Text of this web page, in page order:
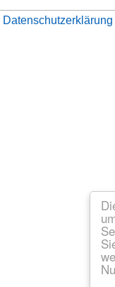
Datenschutzerklärung